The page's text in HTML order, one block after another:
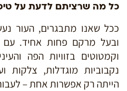
כל מה שרציתם לדעת על
ככל שאנו מתבגרים, העור
ובעל מרקם פחות אחיד. עם
וקמטוטים בזוויות הפה
נקבוביות מוגדלות, צלקות
הייתה רק אפשרות אחת –